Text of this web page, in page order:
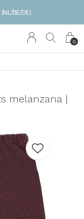
0
BE/DE)
melanzana |